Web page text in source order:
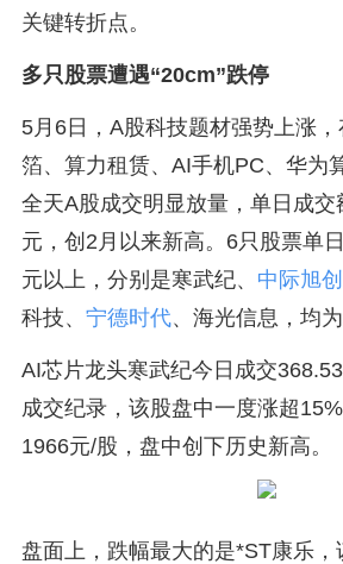
关键转折点。
多只股票遭遇“20cm”跌停
5月6日，A股科技题材强势上涨
箔、算力租赁、AI手机PC、华为
全天A股成交明显放量，单日成
元，创2月以来新高。6只股票单
元以上，分别是寒武纪、 中际旭创
科技、 宁德时代、海光信息，均
AI芯片龙头寒武纪今日成交
成交纪录，该股盘中一度涨超
1966元/股，盘中创下历史新高。
盘面上，跌幅最大的是*ST康乐